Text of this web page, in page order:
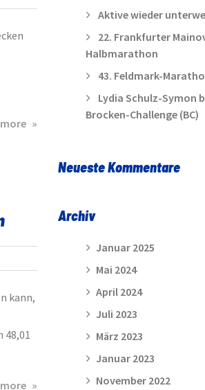
about
kann,
48,01
about
Aktive wieder
22. Frankfurter
Halbmarathon
43. Feldmark-
Lydia Schulz-Symon
Brocken-Challenge (BC)
Neueste Kommentare
Archiv
Januar 2025
Mai 2024
April 2024
Juli 2023
März 2023
Januar 2023
November 2022